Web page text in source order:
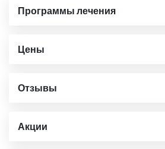
Программы лечения
Цены
Отзывы
Акции